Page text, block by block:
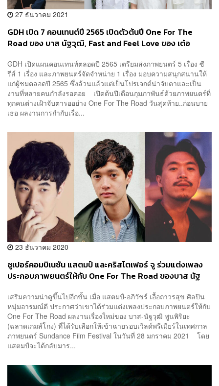
27 ธันวาคม 2021
GDH เปิด 7 คอนเทนต์ปี 2565 เปิดตัวต้นปี One For The
Road ของ บาส นัฐวุฒิ, Fast and Feel Love ของ เต๋อ
GDH เปิดแผนคอนเทนท์ตลอดปี 2565 เตรียมส่งภาพยนตร์ 5 เรื่อง ซี
รีส์ 1 เรื่อง และภาพยนตร์จัดจำหน่าย 1 เรื่อง มอบความสนุกสนานให้
แก่ผู้ชมตลอดปี 2565 ซึ่งล้วนแล้วแต่เป็นโปรเจกต์น่าจับตาและเป็น
งานที่หลายคนกำลังรอคอย เปิดต้นปีเดือนกุมภาพันธ์ด้วยภาพยนตร์ที่
ทุกคนต่างเฝ้าจับตารออย่าง One For The Road วันสุดท้าย..ก่อนบาย
เธอ ผลงานการกำกับเรื่อ...
23 ธันวาคม 2020
ซูเปอร์คอมบิเนชัน แสตมป์ และคริสโตเฟอร์ จู ร่วมแต่งเพลง
ประกอบภาพยนตร์ให้กับ One For The Road ของบาส นัฐ
เสริมความน่าดูขึ้นไปอีกขั้น เมื่อ แสตมป์-อภิวัชร์ เอื้อถาวรสุข ศิลปิน
หนุ่มอารมณ์ดี ประกาศว่าเขาได้ร่วมแต่งเพลงประกอบภาพยนตร์ให้กับ
One For The Road ผลงานเรื่องใหม่ของ บาส-นัฐวุฒิ พูนพิริยะ
(ฉลาดเกมส์โกง) ที่ได้รับเลือกให้เข้าฉายรอบเวิลด์พรีเมียร์ในเทศกาล
ภาพยนตร์ Sundance Film Festival ในวันที่ 28 มกราคม 2021 โดย
แสตมป์จะได้กลับมาร...